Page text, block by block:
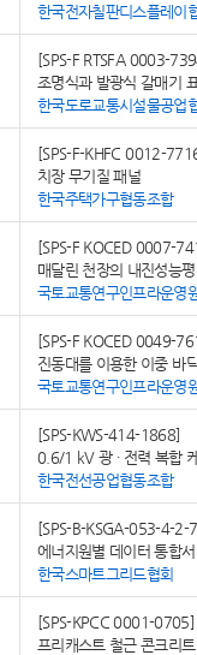
한국전자칠판디스플레이
[SPS-F RTSFA 0003-
조명식과 발광식 갈매기
한국도로교통시설물공업
[SPS-F-KHFC 0012-
치장 무기질 패널
한국주택가구협동조합
[SPS-F KOCED 0007-
매달린 천장의 내진성능
국토교통연구인프라운영
[SPS-F KOCED 0049-
진동대를 이용한 이중 바
국토교통연구인프라운영
[SPS-KWS-414-1868]
0.6/1 kV 광 ∙ 전력 복합
한국전선공업협동조합
[SPS-B-KSGA-053-4-2-
에너지원별 데이터 통합
한국스마트그리드협회
[SPS-KPCC 0001-0705]
프리캐스트 철근 콘크리